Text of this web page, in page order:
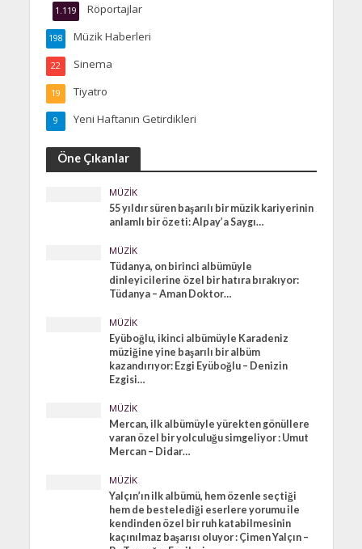
Röportajlar
1.119
Müzik Haberleri
198
Sinema
22
Tiyatro
19
Yeni Haftanın Getirdikleri
9
Öne Çıkanlar
MÜZIK
55 yıldır süren başarılı bir müzik kariyerinin
anlamlı bir özeti: Alpay’a Saygı…
MÜZIK
Tüdanya, on birinci albümüyle
dinleyicilerine özel bir hatıra bırakıyor:
Tüdanya – Aman Doktor…
MÜZIK
Eyüboğlu, ikinci albümüyle Karadeniz
müziğine yine başarılı bir albüm
kazandırıyor: Ezgi Eyüboğlu – Denizin
Ezgisi…
MÜZIK
Mercan, ilk albümüyle yürekten gönüllere
varan özel bir yolculuğu simgeliyor : Umut
Mercan – Didar…
MÜZIK
Yalçın’ın ilk albümü, hem özenle seçtiği
hem de bestelediği eserlere yorumu ile
kendinden özel bir ruh katabilmesinin
kaçınılmaz başarısı oluyor : Çimen Yalçın –